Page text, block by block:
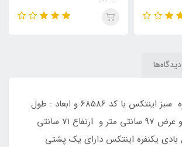
دیدگاه‌ها
مبل بادی یکنفره سبز اینتکس با کد 68586 و ابعاد : طول
107 سانتی متر و عرض 97 سانتی متر و ارتفاع 71 سانتی
بادی یکنفره اینتکس دارای یک پشتی